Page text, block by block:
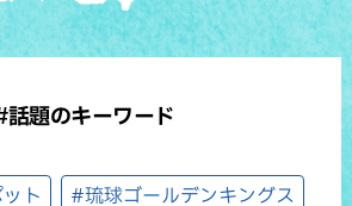
話題のキーワード
ト #琉球ゴールデンキングス